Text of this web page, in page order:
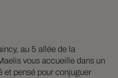
au 5 allée de la
vous accueille dans un
et pensé pour conjuguer